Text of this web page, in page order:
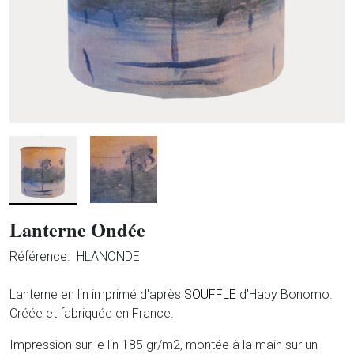
Lanterne Ondée
Référence. HLANONDE
Lanterne en lin imprimé d'après SOUFFLE d'Haby Bonomo.
Créée et fabriquée en France.
Impression sur le lin 185 gr/m2, montée à la main sur un